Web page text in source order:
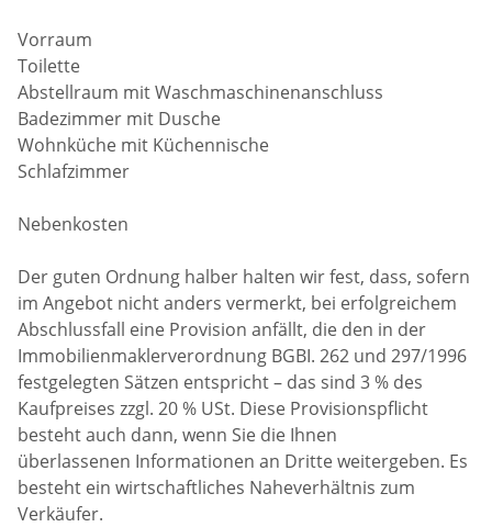
Vorraum
Toilette
Abstellraum mit Waschmaschinenanschluss
Badezimmer mit Dusche
Wohnküche mit Küchennische
Schlafzimmer
Nebenkosten
Der guten Ordnung halber halten wir fest, dass, sofern
im Angebot nicht anders vermerkt, bei erfolgreichem
Abschlussfall eine Provision anfällt, die den in der
Immobilienmaklerverordnung BGBI. 262 und 297/1996
festgelegten Sätzen entspricht – das sind 3 % des
Kaufpreises zzgl. 20 % USt. Diese Provisionspflicht
besteht auch dann, wenn Sie die Ihnen
überlassenen Informationen an Dritte weitergeben. Es
besteht ein wirtschaftliches Naheverhältnis zum
Verkäufer.